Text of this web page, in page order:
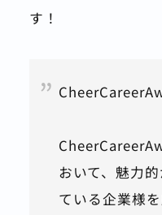
す！
おいて、魅力
ている企業様